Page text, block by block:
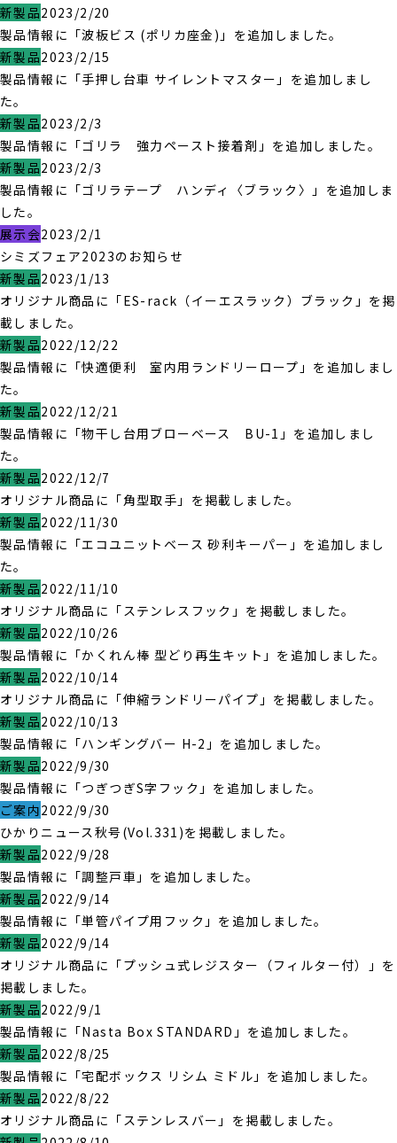
新製品2023/2/20
製品情報に「波板ビス (ポリカ座金)」を追加しました。
新製品2023/2/15
製品情報に「手押し台車 サイレントマスター」を追加しまし
た。
新製品2023/2/3
製品情報に「ゴリラ 強力ペースト接着剤」を追加しました。
新製品2023/2/3
製品情報に「ゴリラテープ ハンディ〈ブラック〉」を追加しま
した。
展示会2023/2/1
シミズフェア2023のお知らせ
新製品2023/1/13
オリジナル商品に「ES-rack（イーエスラック）ブラック」を掲
載しました。
新製品2022/12/22
製品情報に「快適便利 室内用ランドリーロープ」を追加しまし
た。
新製品2022/12/21
製品情報に「物干し台用ブローベース BU-1」を追加しまし
た。
新製品2022/12/7
オリジナル商品に「角型取手」を掲載しました。
新製品2022/11/30
製品情報に「エコユニットベース 砂利キーパー」を追加しまし
た。
新製品2022/11/10
オリジナル商品に「ステンレスフック」を掲載しました。
新製品2022/10/26
製品情報に「かくれん棒 型どり再生キット」を追加しました。
新製品2022/10/14
オリジナル商品に「伸縮ランドリーパイプ」を掲載しました。
新製品2022/10/13
製品情報に「ハンギングバー H-2」を追加しました。
新製品2022/9/30
製品情報に「つぎつぎS字フック」を追加しました。
ご案内2022/9/30
ひかりニュース秋号(Vol.331)を掲載しました。
新製品2022/9/28
製品情報に「調整戸車」を追加しました。
新製品2022/9/14
製品情報に「単管パイプ用フック」を追加しました。
新製品2022/9/14
オリジナル商品に「プッシュ式レジスター（フィルター付）」を
掲載しました。
新製品2022/9/1
製品情報に「Nasta Box STANDARD」を追加しました。
新製品2022/8/25
製品情報に「宅配ボックス リシム ミドル」を追加しました。
新製品2022/8/22
オリジナル商品に「ステンレスバー」を掲載しました。